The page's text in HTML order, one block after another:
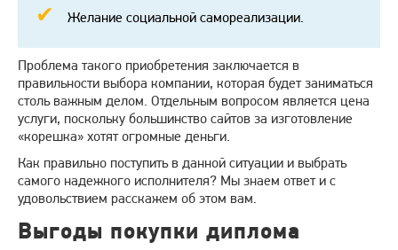
Желание социальной самореализации.
Проблема такого приобретения заключается в
правильности выбора компании, которая будет заниматься
столь важным делом. Отдельным вопросом является цена
услуги, поскольку большинство сайтов за изготовление
«корешка» хотят огромные деньги.
Как правильно поступить в данной ситуации и выбрать
самого надежного исполнителя? Мы знаем ответ и с
удовольствием расскажем об этом вам.
Выгоды покупки диплома